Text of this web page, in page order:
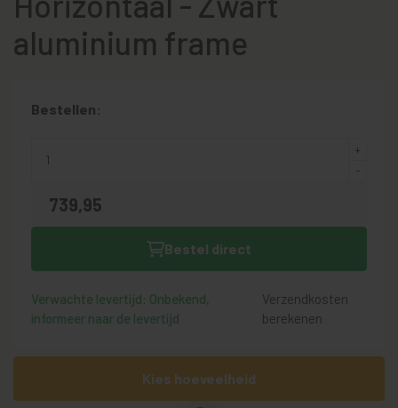
aluminium frame
Bestellen:
739,95
Bestel direct
Verwachte levertijd: Onbekend,
informeer naar de levertijd
Verzendkosten
berekenen
Kies hoeveelheid